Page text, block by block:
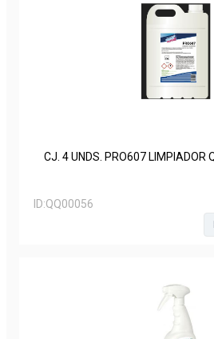
CJ. 4 UNDS. PRO607 LIMPIADOR
ID:QQ00056